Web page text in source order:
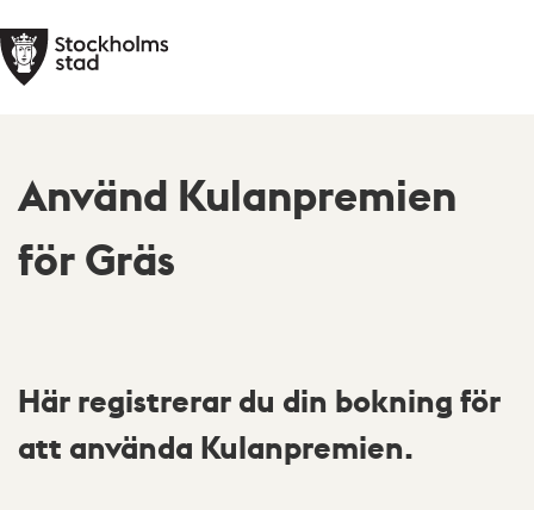
Använd Kulanpremien
för Gräs
Här registrerar du din bokning för
att använda Kulanpremien.